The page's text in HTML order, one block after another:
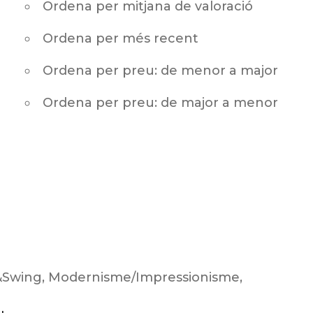
Ordena per mitjana de valoració
Ordena per més recent
Ordena per preu: de menor a major
Ordena per preu: de major a menor
, Modernisme/Impressionisme,